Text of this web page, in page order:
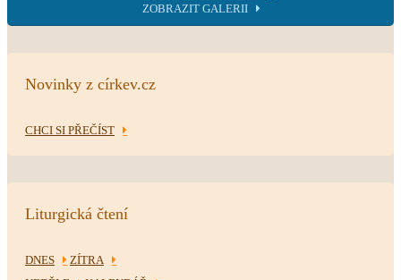
ZOBRAZIT GALERII
Novinky z církev.cz
CHCI SI PŘEČÍST
Liturgická čtení
DNES
ZÍTRA